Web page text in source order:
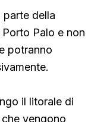
della
Palo e non
potranno
il litorale di
vengono